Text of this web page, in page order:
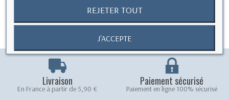
Affichage 1-2 de 2 article(s)
Livraison
En France à partir de 5,90 €
Paiement sécurisé
Paiement en ligne 100% sécurisé
REJETER TOUT
J'ACCEPTE